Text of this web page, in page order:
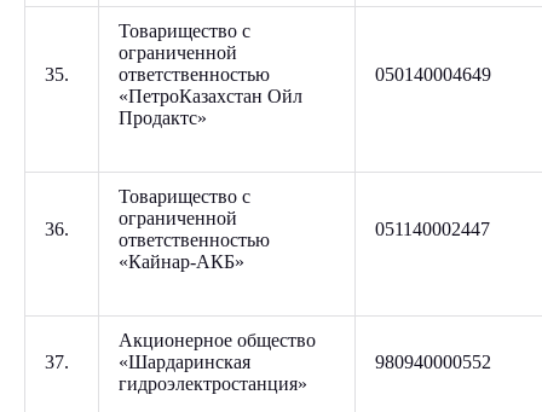
35.
Товарищество с
ограниченной
ответственностью
«ПетроКазахстан Ойл
Продактс»
050140004649
36.
Товарищество с
ограниченной
ответственностью
«Кайнар-АКБ»
051140002447
37.
Акционерное общество
«Шардаринская
гидроэлектростанция»
980940000552